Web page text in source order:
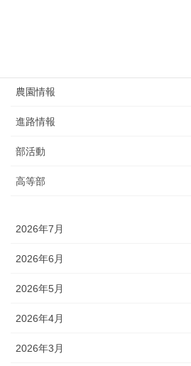
農園情報
進路情報
部活動
高等部
2026年7月
2026年6月
2026年5月
2026年4月
2026年3月